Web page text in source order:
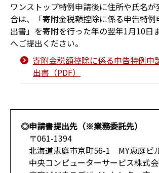
ワンストップ特例申請後に住所や氏名
合は、「寄附金税額控除に係る申告特
出書」を寄附を行った年の翌年1月10日
へご提出ください。
寄附金税額控除に係る申告特例申
出書（PDF）
◎申請書提出先（※業務委託先）
〒061-1394
北海道恵庭市京町56-1 MY恵庭ビ
中央コンピューターサービス株式